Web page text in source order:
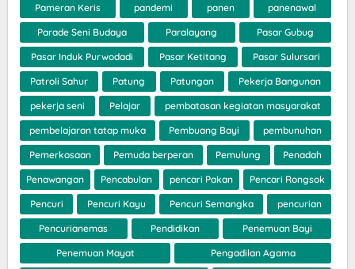
Pameran Keris pandemi panen panenawal
Parade Seni Budaya Paralayang Pasar Gubug
Pasar Induk Purwodadi Pasar Ketitang Pasar Sulursari
Patroli Sahur Patung Patungan Pekerja Bangunan
pekerja seni Pelajar pembatasan kegiatan masyarakat
pembelajaran tatap muka Pembuang Bayi pembunuhan
Pemerkosaan Pemuda berperan Pemulung Penadah
Penawangan Pencabulan pencari Pakan Pencari Rongsok
Pencuri Pencuri Kayu Pencuri Semangka pencurian
Pencurianemas Pendidikan Penemuan Bayi
Penemuan Mayat Pengadilan Agama